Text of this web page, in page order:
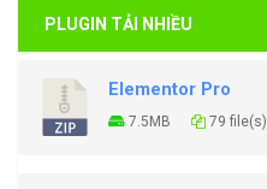
PLUGIN TẢI NHIỀU
Elementor Pro
7.5MB 79 file(s)